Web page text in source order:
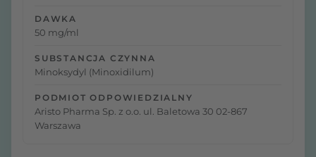
DAWKA
50 mg/ml
SUBSTANCJA CZYNNA
Minoksydyl (Minoxidilum)
PODMIOT ODPOWIEDZIALNY
Aristo Pharma Sp. z o.o. ul. Baletowa 30 02-867
Warszawa